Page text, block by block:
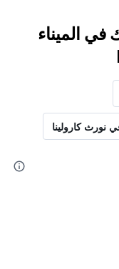
في الميناء
نورث كارولينا